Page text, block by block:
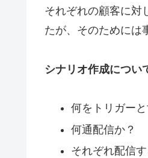
それぞれの顧客に対
たが、そのためには
シナリオ作成につい
何をトリガーと
何通配信か？
それぞれ配信